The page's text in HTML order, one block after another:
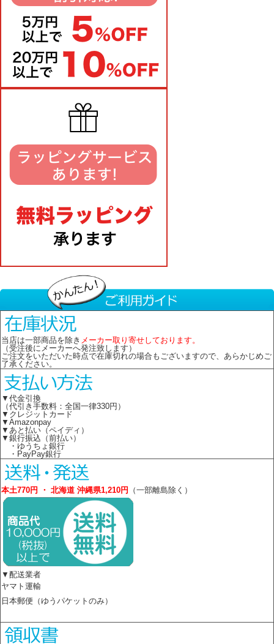
当店は一部商品を除き メーカー取り寄せしております。
（受注後にメーカーへ発注致します）
ご注文をいただいた時点で在庫切れの場合もございますので、あらかじめご
了承ください。
▼代金引換
（代引き手数料：全国一律330円）
▼クレジットカード
▼Amazonpay
▼あと払い（ペイディ）
▼銀行振込（前払い）
・ゆうちょ銀行
・PayPay銀行
本土770円 ・ 北海道 沖縄県1,210円 （一部離島除く）
▼配送業者
ヤマト運輸
日本郵便（ゆうパケットのみ）